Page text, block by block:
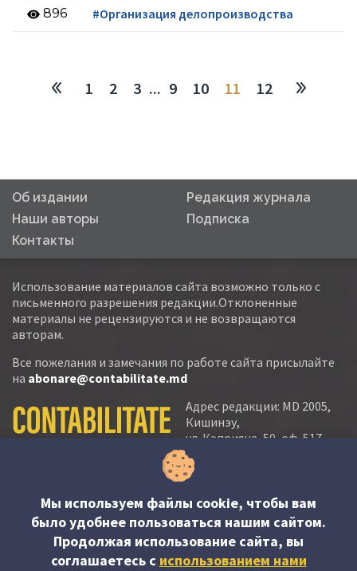
896 #Организация делопроизводства
1 2 3 ... 9 10 11 12
Об издании
Редакция журнала
Наши авторы
Подписка
Контакты
Использование материалов сайта возможно только с
письменного разрешения редакции.Отклоненные
материалы не рецензируются и не возвращаются
авторам.
Все пожелания и замечания по работе сайта присылайте
на abonare@contabilitate.md
Адрес редакции: MD 2005,
Кишинэу,
ул. Кэприяна, 50, оф. 517-
518
тел.:
тел./факс: (+373 22) 22 53 90
e-mail:
abonare@contabilitate.md
Мы используем файлы cookie, чтобы вам
было удобнее пользоваться нашим сайтом.
Продолжая использование сайта, вы
соглашаетесь c использованием нами